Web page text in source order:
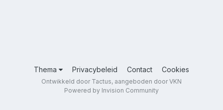
Thema Privacybeleid Contact Cookies
Ontwikkeld door Tactus, aangeboden door VKN
Powered by Invision Community